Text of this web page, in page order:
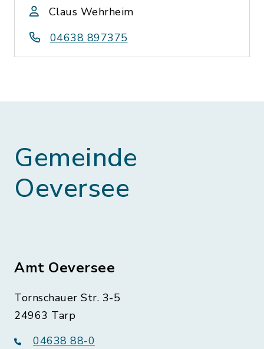
Claus Wehrheim
04638 897375
Gemeinde
Oeversee
Amt Oeversee
Tornschauer Str. 3-5
24963 Tarp
04638 88-0